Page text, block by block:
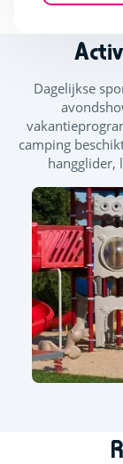
Dagelijkse
camping
hangglider,